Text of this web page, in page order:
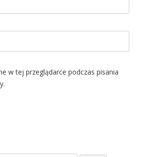
w tej przeglądarce podczas pisania